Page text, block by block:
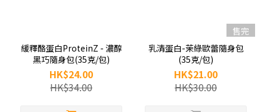
緩釋酪蛋白ProteinZ - 濃醇
黑巧隨身包(35克/包)
HK$24.00
HK$34.00
售完
乳清蛋白-茉綠歐蕾隨身包
(35克/包)
HK$21.00
HK$30.00